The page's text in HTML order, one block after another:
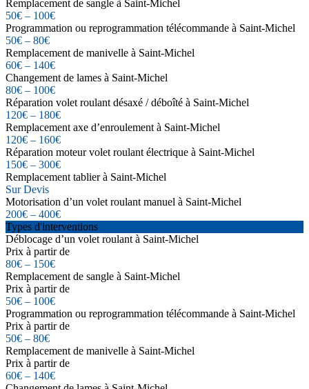
Remplacement de sangle à Saint-Michel
50€ – 100€
Programmation ou reprogrammation télécommande à Saint-Michel
50€ – 80€
Remplacement de manivelle à Saint-Michel
60€ – 140€
Changement de lames à Saint-Michel
80€ – 100€
Réparation volet roulant désaxé / déboîté à Saint-Michel
120€ – 180€
Remplacement axe d’enroulement à Saint-Michel
120€ – 160€
Réparation moteur volet roulant électrique à Saint-Michel
150€ – 300€
Remplacement tablier à Saint-Michel
Sur Devis
Motorisation d’un volet roulant manuel à Saint-Michel
200€ – 400€
Types d'interventions
Déblocage d’un volet roulant à Saint-Michel
Prix à partir de
80€ – 150€
Remplacement de sangle à Saint-Michel
Prix à partir de
50€ – 100€
Programmation ou reprogrammation télécommande à Saint-Michel
Prix à partir de
50€ – 80€
Remplacement de manivelle à Saint-Michel
Prix à partir de
60€ – 140€